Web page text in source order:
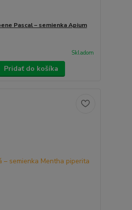
Pascal – semienka Apium
Skladom
Pridať do košíka